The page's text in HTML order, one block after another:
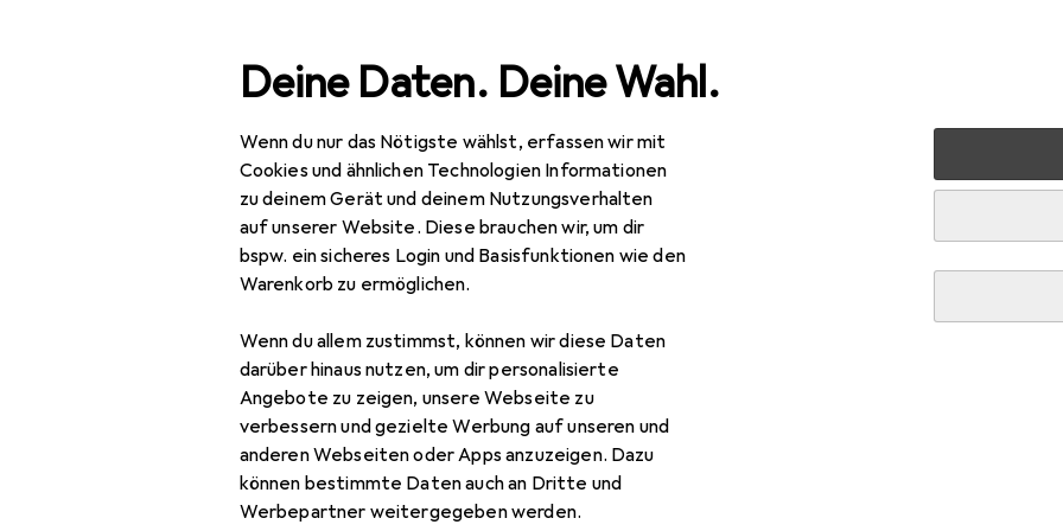
Deine Daten. Deine Wahl.
Wenn du nur das Nötigste wählst, erfassen wir mit
Cookies und ähnlichen Technologien Informationen
zu deinem Gerät und deinem Nutzungsverhalten
auf unserer Website. Diese brauchen wir, um dir
bspw. ein sicheres Login und Basisfunktionen wie den
Warenkorb zu ermöglichen.
Wenn du allem zustimmst, können wir diese Daten
darüber hinaus nutzen, um dir personalisierte
Angebote zu zeigen, unsere Webseite zu
verbessern und gezielte Werbung auf unseren und
anderen Webseiten oder Apps anzuzeigen. Dazu
können bestimmte Daten auch an Dritte und
Werbepartner weitergegeben werden.
Navigation nach KategorienIT + Multimedia Smartphones + Tablets Smartphone Zubehör